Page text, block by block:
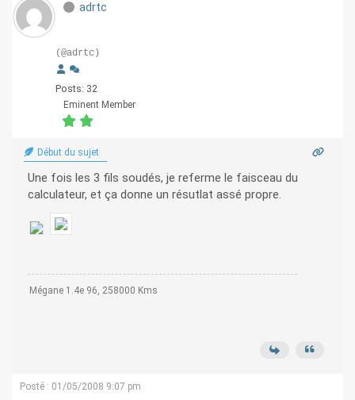
adrtc
(@adrtc)
Posts: 32
Eminent Member
Début du sujet
Une fois les 3 fils soudés, je referme le faisceau du
calculateur, et ça donne un résutlat assé propre.
Mégane 1.4e 96, 258000 Kms
Posté : 01/05/2008 9:07 pm